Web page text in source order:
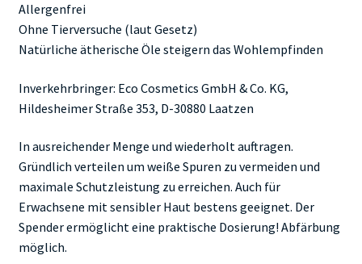
Allergenfrei
Ohne Tierversuche (laut Gesetz)
Natürliche ätherische Öle steigern das Wohlempfinden
Inverkehrbringer: Eco Cosmetics GmbH & Co. KG,
Hildesheimer Straße 353, D-30880 Laatzen
In ausreichender Menge und wiederholt auftragen.
Gründlich verteilen um weiße Spuren zu vermeiden und
maximale Schutzleistung zu erreichen. Auch für
Erwachsene mit sensibler Haut bestens geeignet. Der
Spender ermöglicht eine praktische Dosierung! Abfärbung
möglich.